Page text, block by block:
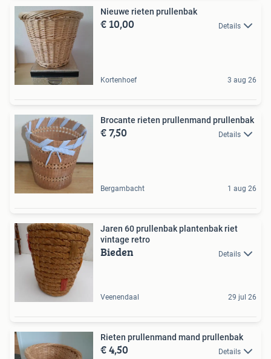
Nieuwe rieten prullenbak
€ 10,00 Details
Kortenhoef 3 aug 26
Brocante rieten prullenmand prullenbak
€ 7,50 Details
Bergambacht 1 aug 26
Jaren 60 prullenbak plantenbak riet
vintage retro
Bieden Details
Veenendaal 29 jul 26
Rieten prullenmand mand prullenbak
€ 4,50 Details